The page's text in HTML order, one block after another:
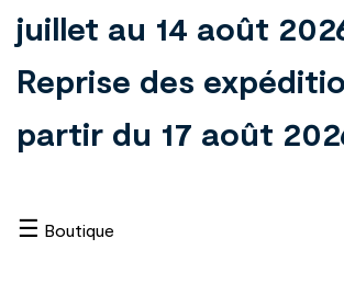
juillet au 14 août
Reprise des
partir du 17 août
Boutique
☰